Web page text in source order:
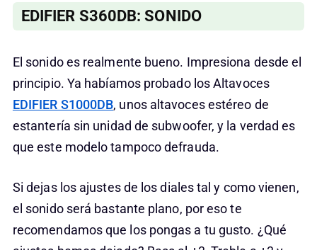
EDIFIER S360DB: SONIDO
El sonido es realmente bueno. Impresiona desde el
principio. Ya habíamos probado los Altavoces
EDIFIER S1000DB, unos altavoces estéreo de
estantería sin unidad de subwoofer, y la verdad es
que este modelo tampoco defrauda.
Si dejas los ajustes de los diales tal y como vienen,
el sonido será bastante plano, por eso te
recomendamos que los pongas a tu gusto. ¿Qué